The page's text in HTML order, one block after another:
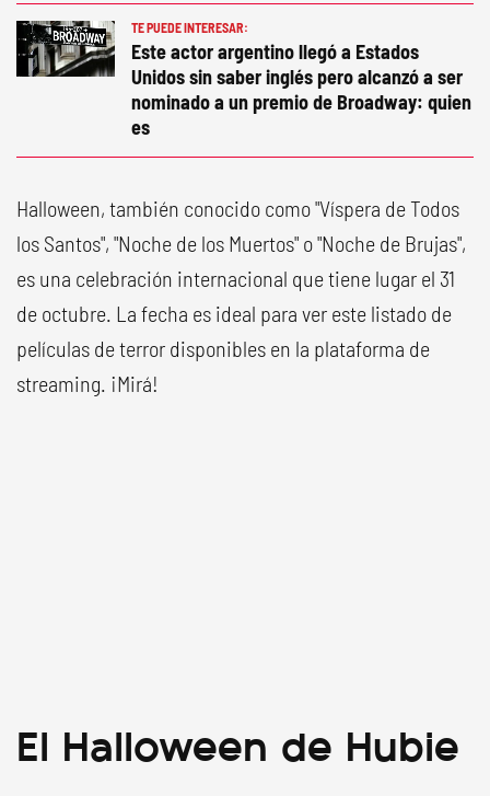
TE PUEDE INTERESAR:
Este actor argentino llegó a Estados
Unidos sin saber inglés pero alcanzó a ser
nominado a un premio de Broadway: quien
es
Halloween, también conocido como "Víspera de Todos
los Santos", "Noche de los Muertos" o "Noche de Brujas",
es una celebración internacional que tiene lugar el 31
de octubre. La fecha es ideal para ver este listado de
películas de terror disponibles en la plataforma de
streaming. ¡Mirá!
El Halloween de Hubie